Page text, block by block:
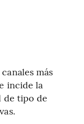
más
incide la
de tipo de